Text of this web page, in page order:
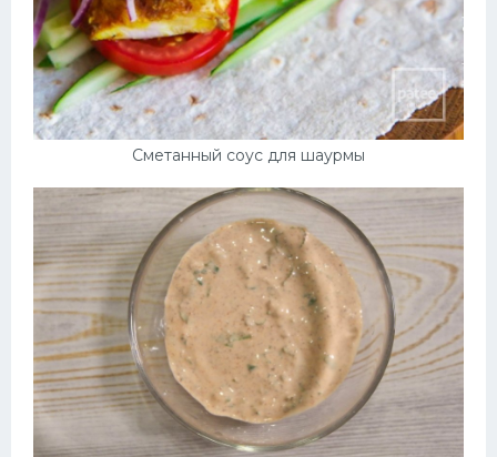
Сметанный соус для шаурмы